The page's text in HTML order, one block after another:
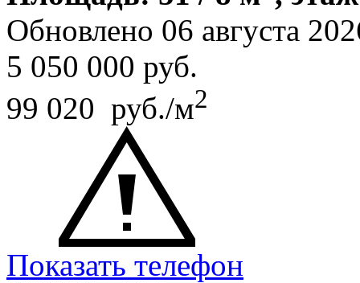
Обновлено 06 августа
5 050 000 руб.
99 020 руб./м2
Показать телефон